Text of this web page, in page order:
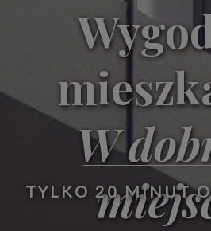
W
TYLKO 20 MINUT